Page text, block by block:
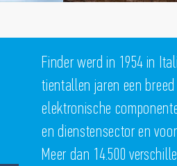
Finder werd in 1954 in
tientallen jaren een
elektronische
en dienstensector en
Meer dan 14.500